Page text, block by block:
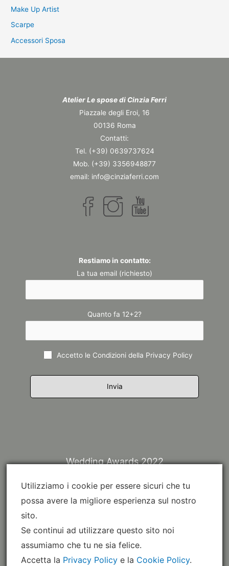
Make Up Artist
Scarpe
Accessori Sposa
Atelier Le spose di Cinzia Ferri
Piazzale degli Eroi, 16
00136 Roma
Contatti:
Tel. (+39) 0639737624
Mob. (+39) 3356948877
email: info@cinziaferri.com
Restiamo in contatto:
La tua email (richiesto)
Quanto fa 12+2?
Accetto le Condizioni della Privacy Policy
Wedding Awards 2022
Utilizziamo i cookie per essere sicuri che tu
possa avere la migliore esperienza sul nostro
sito.
Se continui ad utilizzare questo sito noi
assumiamo che tu ne sia felice.
Accetta la Privacy Policye la Cookie Policy.